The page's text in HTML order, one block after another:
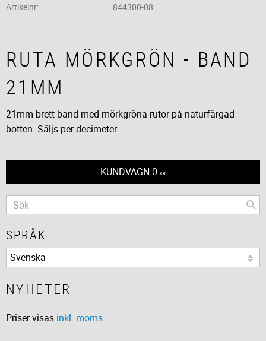
Artikelnr
844300-08
RUTA MÖRKGRÖN - BAND
21MM
21mm brett band med mörkgröna rutor på naturfärgad
botten. Säljs per decimeter.
KUNDVAGN 0 KR
SPRÅK
NYHETER
Priser visas inkl. moms